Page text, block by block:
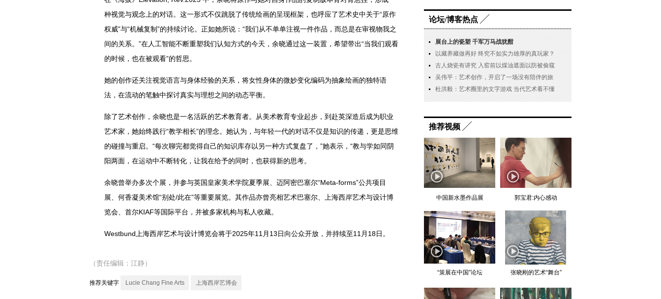
种视觉与观念上的对话。这一形式不仅跳脱了传统绘画的呈现框架，也呼应了艺术史中关于“原作
权威”与“机械复制”的持续讨论。正如她所说：“我们从不单单注视一件作品，而总是在审视物我之
间的关系。”在人工智能不断重塑我们认知方式的今天，余晓通过这一装置，希望带出“当我们观看
的时候，也在被观看”的哲思。
她的创作还关注视觉语言与身体经验的关系，将女性身体的微妙变化编码为抽象绘画的独特语
法，在流动的笔触中探讨真实与理想之间的动态平衡。
除了艺术创作，余晓也是一名活跃的艺术教育者。从美术教育专业起步，到赴英深造后成为职业
艺术家，她始终践行“教学相长”的理念。她认为，与年轻一代的对话不仅是知识的传递，更是思维
的碰撞与重启。“每次聊完都觉得自己的知识库存以另一种方式复盘了，”她表示，“教与学如同阴
阳两面，在运动中不断转化，让我在给予的同时，也获得新的思考。
余晓曾举办多次个展，并参与英国皇家美术学院夏季展、迈阿密巴塞尔“Meta-forms”公共项目
展、何香凝美术馆“别处/此在”等重要展览。其作品亦曾亮相艺术巴塞尔、上海西岸艺术与设计博
览会、首尔KIAF等国际平台，并被多家机构与私人收藏。
Westbund上海西岸艺术与设计博览会将于2025年11月13日向公众开放，并持续至11月18日。
（责任编辑：江静）
推荐关键字 Lucie Chang Fine Arts 上海西岸艺博会
论坛/博客热点
展台上的瓷塑 千军万马战犹酣
以藏养藏做再好 终究不如实力雄厚的真玩家？
古人烧瓷有讲究 入窑前以煤油遮面以防被偷窥
吴伟平：艺术创作，开启了一场没有陪伴的旅
杜洪毅：艺术圈里的文字游戏 当代艺术看不懂
推荐视频
中国新水墨作品展 郭宝君:内心感动
“策展在中国”论坛 张晓刚的艺术“舞台”